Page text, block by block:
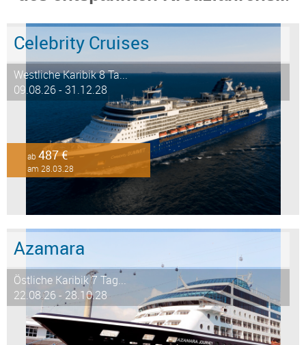
Celebrity Cruises
Westliche Karibik 8 Ta...
09.08.26 - 31.12.28
ab 487 €
am 28.03.28
Azamara
Östliche Karibik 7 Tag...
22.08.26 - 28.10.28